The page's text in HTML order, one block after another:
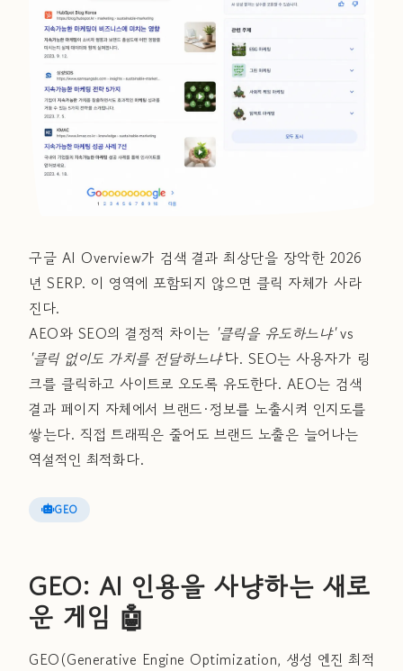
구글 AI Overview가 검색 결과 최상단을 장악한 2026
년 SERP. 이 영역에 포함되지 않으면 클릭 자체가 사라
진다.
AEO와 SEO의 결정적 차이는 '클릭을 유도하느냐'vs
'클릭 없이도 가치를 전달하느냐'다. SEO는 사용자가 링
크를 클릭하고 사이트로 오도록 유도한다. AEO는 검색
결과 페이지 자체에서 브랜드·정보를 노출시켜 인지도를
쌓는다. 직접 트래픽은 줄어도 브랜드 노출은 늘어나는
역설적인 최적화다.
GEO
GEO: AI 인용을 사냥하는 새로
운 게임 🤖
GEO(Generative Engine Optimization, 생성 엔진 최적